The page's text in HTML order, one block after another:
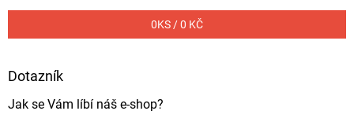
0KS /0 KČ
Dotazník
Jak se Vám líbí náš e-shop?